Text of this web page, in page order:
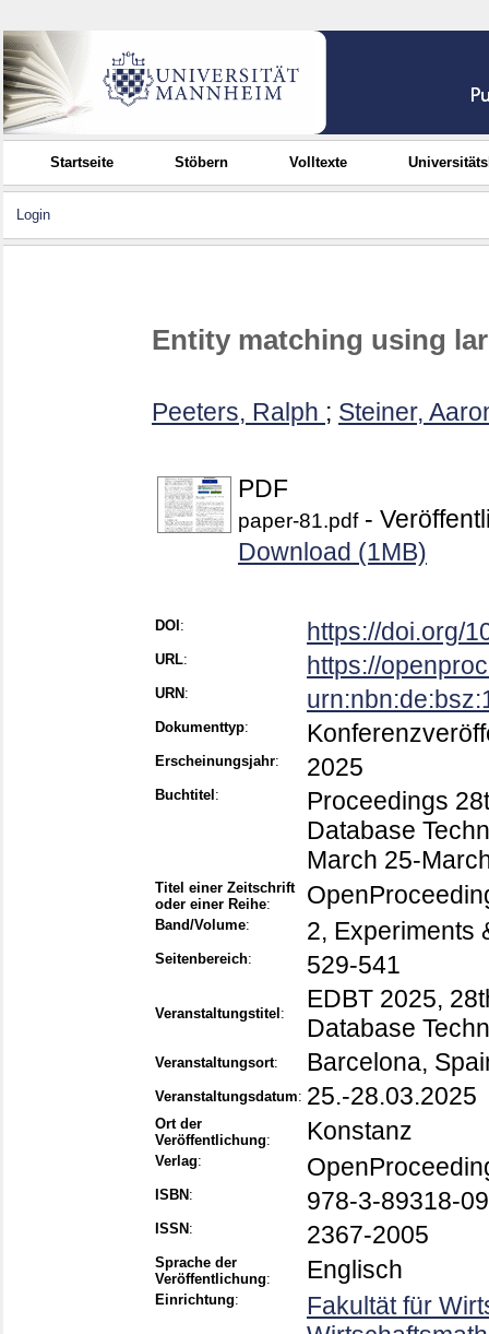
Startseite Stöbern Volltexte
Login
Entity matching using
Peeters, Ralph ; Steiner,
PDF
paper-81.pdf-
Download (1MB)
DOI : https://doi.org/
URL: https://
URN :
Dokumenttyp:
Erscheinungsjahr: 2025
Buchtitel :
Proceedings
Database
March 25-
Titel einer Zeitschrift
oder einer Reihe:
Band/Volume: 2, Experiments
Seitenbereich: 529-541
Veranstaltungstitel :
EDBT 2025,
Database
Veranstaltungsort: Barcelona,
Veranstaltungsdatum: 25.-28.03.2025
Ort der
Veröffentlichung: Konstanz
Verlag:
ISBN : 978-3-89318-
ISSN : 2367-2005
Sprache der
Veröffentlichung: Englisch
Einrichtung:
Fakultät für